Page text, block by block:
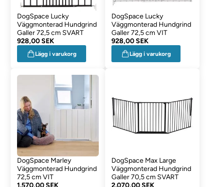
DogSpace Lucky
Väggmonterad Hundgrind
Galler 72,5 cm SVART
928,00 SEK
Lägg i varukorg
DogSpace Lucky
Väggmonterad Hundgrind
Galler 72,5 cm VIT
928,00 SEK
Lägg i varukorg
DogSpace Marley
Väggmonterad Hundgrind
72,5 cm VIT
1.570,00 SEK
DogSpace Max Large
Väggmonterad Hundgrind
Galler 70,5 cm SVART
2.070,00 SEK